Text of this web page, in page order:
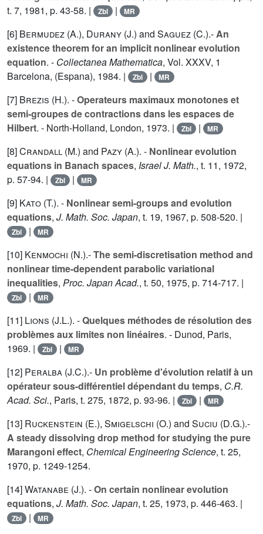
t. 7, 1981, p. 43-58. | Zbl | MR
[6] Bermudez (A.), Durany (J.) and Saguez (C.).-An
existence theorem for an implicit nonlinear evolution
equation. - Collectanea Mathematica, Vol. XXXV, 1
Barcelona, (Espana), 1984. |
Zbl | MR
[7] Brezis (H.). -Operateurs maximaux monotones et
semi-groupes de contractions dans les espaces de
Hilbert. - North-Holland, London, 1973. | Zbl | MR
[8]Crandall (M.) and Pazy (A.). - Nonlinear evolution
equations in Banach spaces, Israel J. Math., t. 11, 1972,
p. 57-94. |
Zbl | MR
[9] Kato (T.). - Nonlinear semi-groups and evolution
equations, J. Math. Soc. Japan, t. 19, 1967, p. 508-520. |
Zbl | MR
[10] Kenmochi (N.).-The semi-discretisation method and
nonlinear time-dependent parabolic variational
inequalities, Proc. Japan Acad., t. 50, 1975, p. 714-717. |
Zbl | MR
[11] Lions (J.L.). -Quelques méthodes de résolution des
problèmes aux limites non linéaires. - Dunod, Paris,
1969. |
Zbl | MR
[12] Peralba (J.C.).- Un problème d'évolution relatif à un
opérateur sous-différentiel dépendant du temps, C.R.
Acad. Sci., Paris, t. 275, 1872, p. 93-96. | Zbl | MR
[13] Ruckenstein (E.), Smigelschi (O.) and Suciu (D.G.).-
A steady dissolving drop method for studying the pure
Marangoni effect, Chemical Engineering Science, t. 25,
1970, p. 1249-1254.
[14]Watanabe (J.). -On certain nonlinear evolution
equations, J. Math. Soc. Japan, t. 25, 1973, p. 446-463. |
Zbl | MR